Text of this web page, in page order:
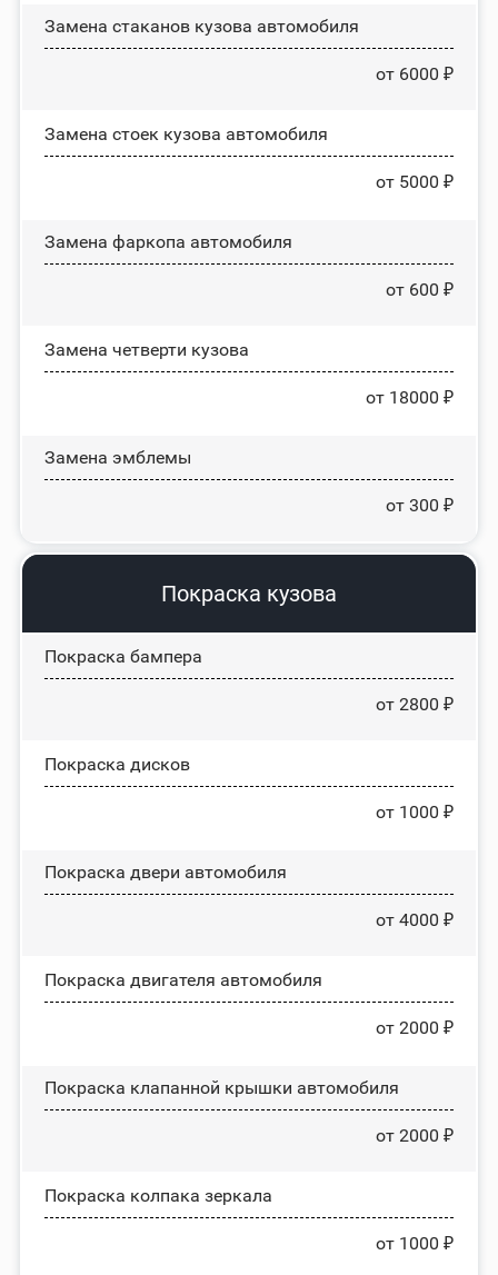
Замена стаканов кузова автомобиля
от 6000 ₽
Замена стоек кузова автомобиля
от 5000 ₽
Замена фаркопа автомобиля
от 600 ₽
Замена четверти кузова
от 18000 ₽
Замена эмблемы
от 300 ₽
Покраска кузова
Покраска бампера
от 2800 ₽
Покраска дисков
от 1000 ₽
Покраска двери автомобиля
от 4000 ₽
Покраска двигателя автомобиля
от 2000 ₽
Покраска клапанной крышки автомобиля
от 2000 ₽
Покраска колпака зеркала
от 1000 ₽